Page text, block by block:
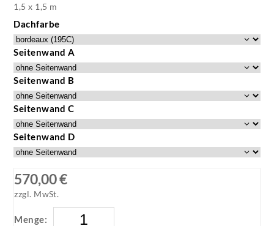
1,5 x 1,5 m
Dachfarbe
Seitenwand A
Seitenwand B
Seitenwand C
Seitenwand D
570,00 €
zzgl. MwSt.
Menge: